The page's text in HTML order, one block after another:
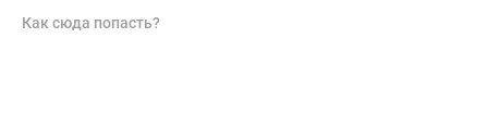
Как сюда попасть?